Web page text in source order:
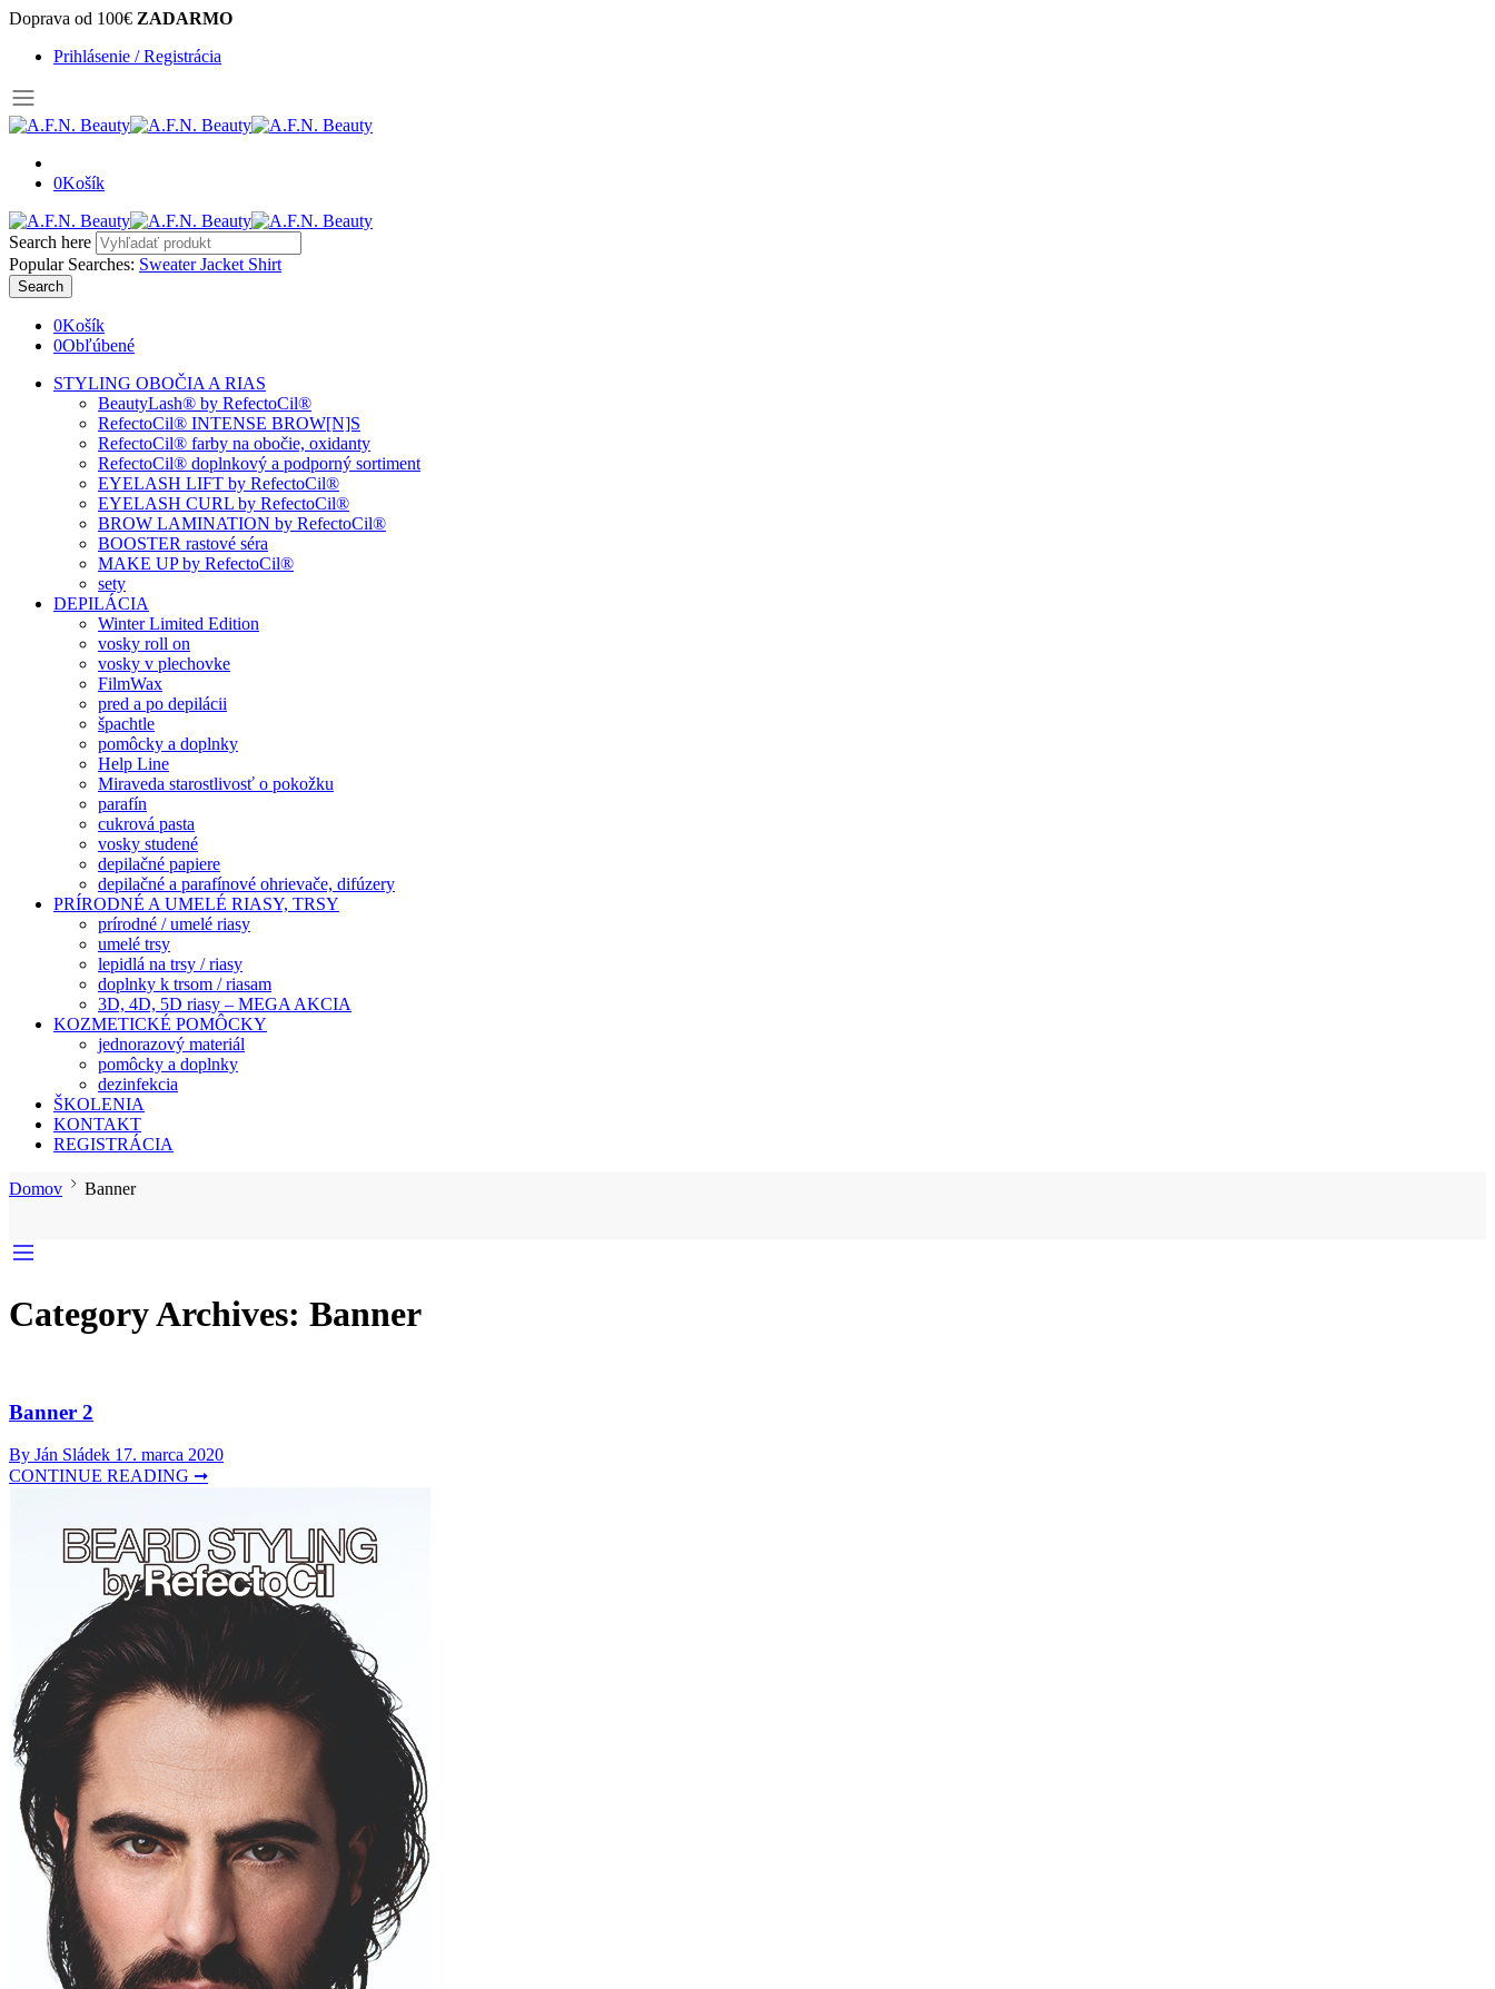
Doprava od 100€ ZADARMO
Prihlásenie / Registrácia
0Košík
Search here
Popular Searches: SweaterJacket Shirt
Search
0Košík
0Obľúbené
STYLING OBOČIA A RIAS
BeautyLash® by RefectoCil®
RefectoCil® INTENSE BROW[N]S
RefectoCil® farby na obočie, oxidanty
RefectoCil® doplnkový a podporný sortiment
EYELASH LIFT by RefectoCil®
EYELASH CURL by RefectoCil®
BROW LAMINATION by RefectoCil®
BOOSTER rastové séra
MAKE UP by RefectoCil®
sety
DEPILÁCIA
Winter Limited Edition
vosky roll on
vosky v plechovke
FilmWax
pred a po depilácii
špachtle
pomôcky a doplnky
Help Line
Miraveda starostlivosť o pokožku
parafín
cukrová pasta
vosky studené
depilačné papiere
depilačné a parafínové ohrievače, difúzery
PRÍRODNÉ A UMELÉ RIASY, TRSY
prírodné / umelé riasy
umelé trsy
lepidlá na trsy / riasy
doplnky k trsom / riasam
3D, 4D, 5D riasy – MEGA AKCIA
KOZMETICKÉ POMÔCKY
jednorazový materiál
pomôcky a doplnky
dezinfekcia
ŠKOLENIA
KONTAKT
REGISTRÁCIA
Domov Banner
Category Archives: Banner
Banner 2
By Ján Sládek 17. marca 2020
CONTINUE READING ➞